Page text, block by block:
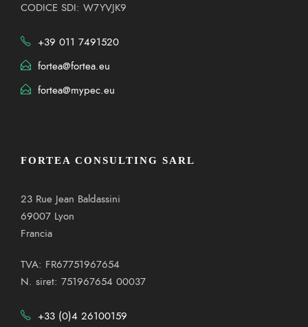
CODICE SDI: W7YVJK9
+39 011 7491520
fortea@fortea.eu
fortea@mypec.eu
FORTEA CONSULTING SARL
23 Rue Jean Baldassini
69007 Lyon
Francia
TVA: FR67751967654
N. siret: 751967654 00037
+33 (0)4 26100159